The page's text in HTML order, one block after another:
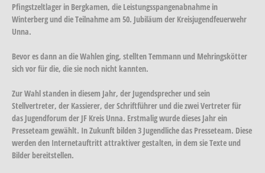
Pfingstzeltlager in Bergkamen, die Leistungsspangenabnahme in
Winterberg und die Teilnahme am 50. Jubiläum der Kreisjugendfeuerwehr
Unna.
Bevor es dann an die Wahlen ging, stellten Temmann und Mehringskötter
sich vor für die, die sie noch nicht kannten.
Zur Wahl standen in diesem Jahr, der Jugendsprecher und sein
Stellvertreter, der Kassierer, der Schriftführer und die zwei Vertreter für
das Jugendforum der JF Kreis Unna. Erstmalig wurde dieses Jahr ein
Presseteam gewählt. In Zukunft bilden 3 Jugendliche das Presseteam. Diese
werden den Internetauftritt attraktiver gestalten, in dem sie Texte und
Bilder bereitstellen.